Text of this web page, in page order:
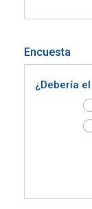
Encuesta
¿Debería